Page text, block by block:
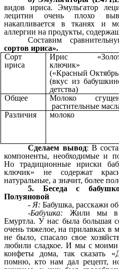
видов ириса. Эмульгатор
лецитин очень плохо
накапливается в тканях и
аллергии на продукты,
Составим
сортов ириса».
Сорт
ириса
Ирис
ключик»
(«Красный
(вкус из
детства)
Общее
Молоко
растительные
Различия
молоко
Сделаем вывод: В
компоненты, необходимые и
Но традиционные ириски
ключик» не содержат
натуральные, а значит, более
5. Беседа с
Полуяновой
- Я: Бабушка, расскажи об
-Бабушка: Жили мы в
Емуртла. У нас была большая
очень тяжелое, на прилавках в
не было, спасало свое
любили сладкое. И мы с моими
конфеты дома, так сказать
помню, кто нам дал рецепт,